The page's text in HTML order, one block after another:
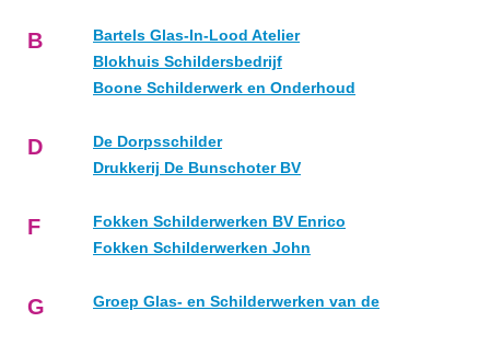
B
Bartels Glas-In-Lood Atelier
Blokhuis Schildersbedrijf
Boone Schilderwerk en Onderhoud
D
De Dorpsschilder
Drukkerij De Bunschoter BV
F
Fokken Schilderwerken BV Enrico
Fokken Schilderwerken John
G Groep Glas- en Schilderwerken van de